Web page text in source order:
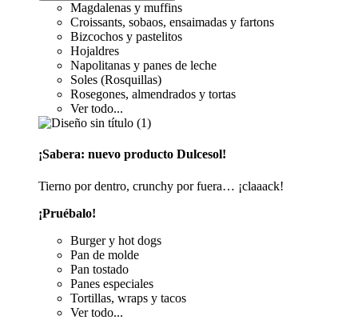
Magdalenas y muffins
Croissants, sobaos, ensaimadas y fartons
Bizcochos y pastelitos
Hojaldres
Napolitanas y panes de leche
Soles (Rosquillas)
Rosegones, almendrados y tortas
Ver todo...
¡Sabera: nuevo producto Dulcesol!
Tierno por dentro, crunchy por fuera… ¡claaack!
¡Pruébalo!
Burger y hot dogs
Pan de molde
Pan tostado
Panes especiales
Tortillas, wraps y tacos
Ver todo...